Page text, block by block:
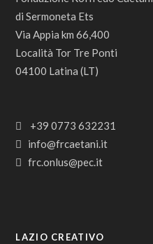
di Sermoneta Ets
Via Appia km 66,400
Località Tor Tre Ponti
04100 Latina (LT)
+39 0773 632231
info@frcaetani.it
frc.onlus@pec.it
LAZIO CREATIVO